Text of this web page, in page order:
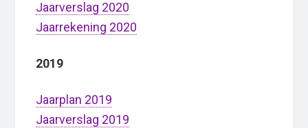
Jaarverslag 2020
Jaarrekening 2020
2019
Jaarplan 2019
Jaarverslag 2019